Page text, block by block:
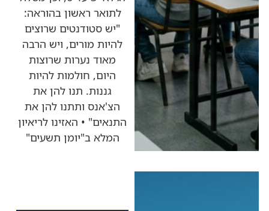
לתואר ראשון בהוראה:
"יש סטודנטים שרוצים
להיות מורים, ויש הרבה
מאוד נערות שרוצות
היום, חולמות להיות
גננות. תנו להן את
הצ'אנס ותתנו להן את
התנאים" • האזינו לריאיון
המלא ב"יומן תשעים"